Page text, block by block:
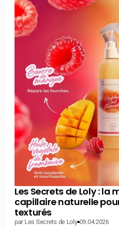
Les Secrets de Loly : la
capillaire naturelle
texturés
par Les Secrets de Loly 09.04.2026